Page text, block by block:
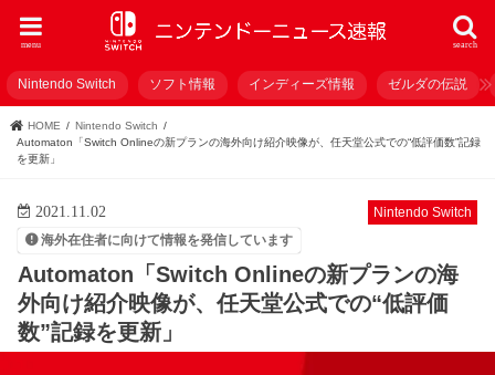
search
menu
Nintendo Switch ソフト情報 インディーズ情報 ゼルダの伝説
HOME
Nintendo Switch
Automaton「Switch Onlineの新プランの海外向け紹介映像が、任天堂公式での“低評価数”記録
を更新」
Nintendo Switch
2021.11.02
海外在住者に向けて情報を発信しています
Automaton「Switch Onlineの新プランの海
外向け紹介映像が、任天堂公式での“低評価
数”記録を更新」